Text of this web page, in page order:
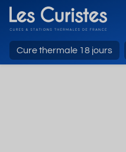
Cure thermale 18 jours